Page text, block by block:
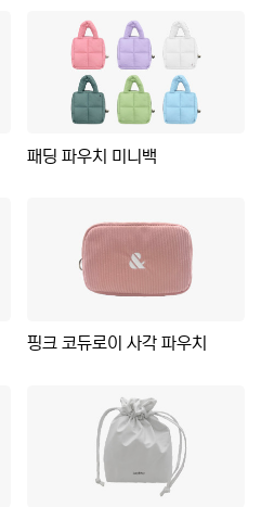
패딩 파우치 미니백
핑크 코듀로이 사각 파우치